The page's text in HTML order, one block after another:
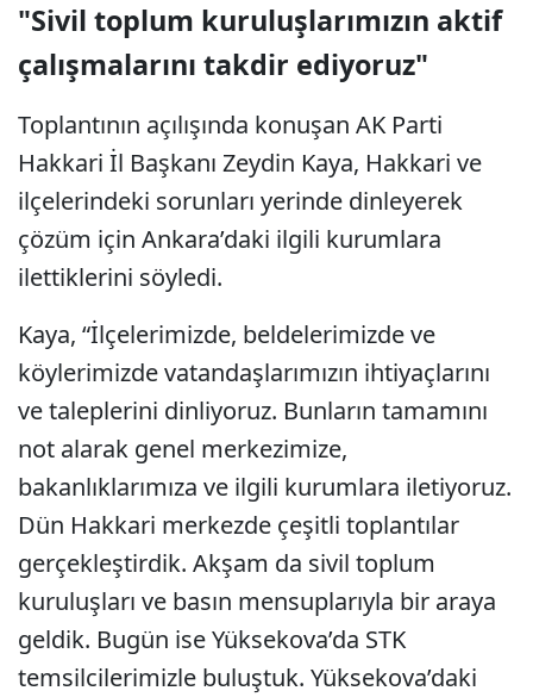
"Sivil toplum kuruluşlarımızın aktif
çalışmalarını takdir ediyoruz"
Toplantının açılışında konuşan AK Parti
Hakkari İl Başkanı Zeydin Kaya, Hakkari ve
ilçelerindeki sorunları yerinde dinleyerek
çözüm için Ankara’daki ilgili kurumlara
ilettiklerini söyledi.
Kaya, “İlçelerimizde, beldelerimizde ve
köylerimizde vatandaşlarımızın ihtiyaçlarını
ve taleplerini dinliyoruz. Bunların tamamını
not alarak genel merkezimize,
bakanlıklarımıza ve ilgili kurumlara iletiyoruz.
Dün Hakkari merkezde çeşitli toplantılar
gerçekleştirdik. Akşam da sivil toplum
kuruluşları ve basın mensuplarıyla bir araya
geldik. Bugün ise Yüksekova’da STK
temsilcilerimizle buluştuk. Yüksekova’daki